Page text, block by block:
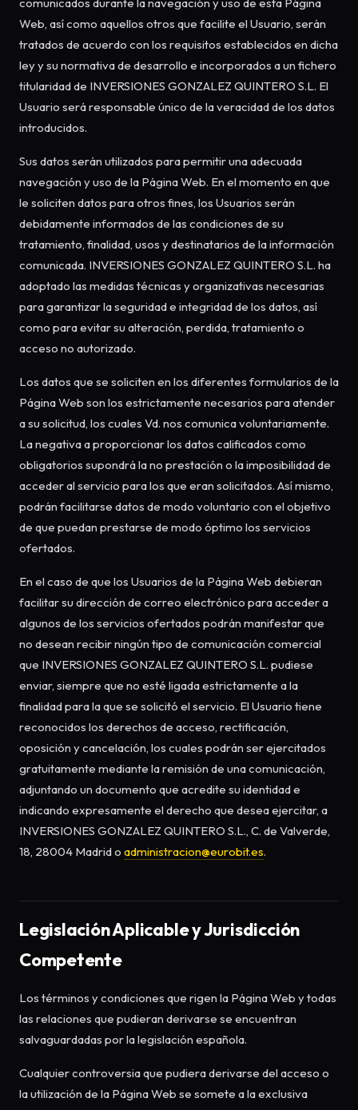
Web, así como aquellos otros que facilite el Usuario, serán
tratados de acuerdo con los requisitos establecidos en dicha
ley y su normativa de desarrollo e incorporados a un fichero
titularidad de INVERSIONES GONZALEZ QUINTERO S.L. El
Usuario será responsable único de la veracidad de los datos
introducidos.
Sus datos serán utilizados para permitir una adecuada
navegación y uso de la Página Web. En el momento en que
le soliciten datos para otros fines, los Usuarios serán
debidamente informados de las condiciones de su
tratamiento, finalidad, usos y destinatarios de la información
comunicada. INVERSIONES GONZALEZ QUINTERO S.L. ha
adoptado las medidas técnicas y organizativas necesarias
para garantizar la seguridad e integridad de los datos, así
como para evitar su alteración, perdida, tratamiento o
acceso no autorizado.
Los datos que se soliciten en los diferentes formularios de la
Página Web son los estrictamente necesarios para atender
a su solicitud, los cuales Vd. nos comunica voluntariamente.
La negativa a proporcionar los datos calificados como
obligatorios supondrá la no prestación o la imposibilidad de
acceder al servicio para los que eran solicitados. Así mismo,
podrán facilitarse datos de modo voluntario con el objetivo
de que puedan prestarse de modo óptimo los servicios
ofertados.
En el caso de que los Usuarios de la Página Web debieran
facilitar su dirección de correo electrónico para acceder a
algunos de los servicios ofertados podrán manifestar que
no desean recibir ningún tipo de comunicación comercial
que INVERSIONES GONZALEZ QUINTERO S.L. pudiese
enviar, siempre que no esté ligada estrictamente a la
finalidad para la que se solicitó el servicio. El Usuario tiene
reconocidos los derechos de acceso, rectificación,
oposición y cancelación, los cuales podrán ser ejercitados
gratuitamente mediante la remisión de una comunicación,
adjuntando un documento que acredite su identidad e
indicando expresamente el derecho que desea ejercitar, a
INVERSIONES GONZALEZ QUINTERO S.L., C. de Valverde,
18, 28004 Madrid o administracion@eurobit.es.
Legislación Aplicable y Jurisdicción
Competente
Los términos y condiciones que rigen la Página Web y todas
las relaciones que pudieran derivarse se encuentran
salvaguardadas por la legislación española.
Cualquier controversia que pudiera derivarse del acceso o
la utilización de la Página Web se somete a la exclusiva